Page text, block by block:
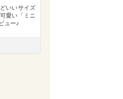
いいサイズ
愛い「ミニ
ュー♪